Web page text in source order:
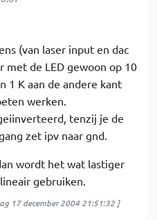
(van laser input en dac
met de LED gewoon op 10
1 K aan de andere kant
werken.
tenzij je de
zet ipv naar gnd.
wordt het wat lastiger
gebruiken.
17 december 2004 21:51:32 ]